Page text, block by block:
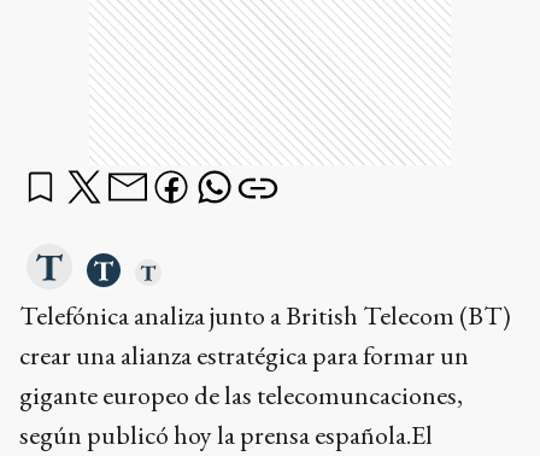
Telefónica analiza junto a British Telecom (BT)
crear una alianza estratégica para formar un
gigante europeo de las telecomuncaciones,
según publicó hoy la prensa española.El